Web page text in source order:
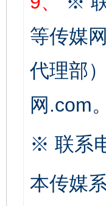
等传媒
代理部
网.com。
※ 联系
本传媒
这是一